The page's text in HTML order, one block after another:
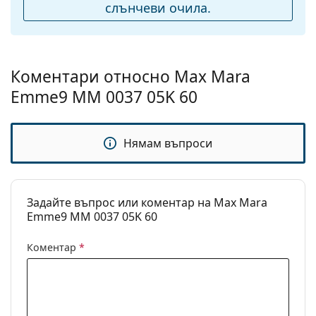
Не
Кутия:
Да
почистване:
Категория:
Марка:
Max Mara
Предназначение:
слънчеви очила.
Коментари относно Max Mara
Emme9 MM 0037 05K 60
Нямам въпроси
Задайте въпрос или коментар на Max Mara
Emme9 MM 0037 05K 60
Коментар *